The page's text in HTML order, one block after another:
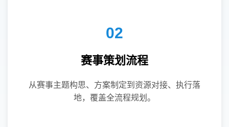
02
赛事策划流程
从赛事主题构思、方案制定到资源对接、执行落
地，覆盖全流程规划。